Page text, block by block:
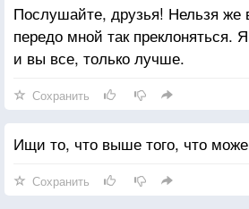
Послушайте, друзья! Нельзя же
передо мной так преклоняться.
и вы все, только лучше.
Сохранить
Ищи то, что выше того, что
Сохранить